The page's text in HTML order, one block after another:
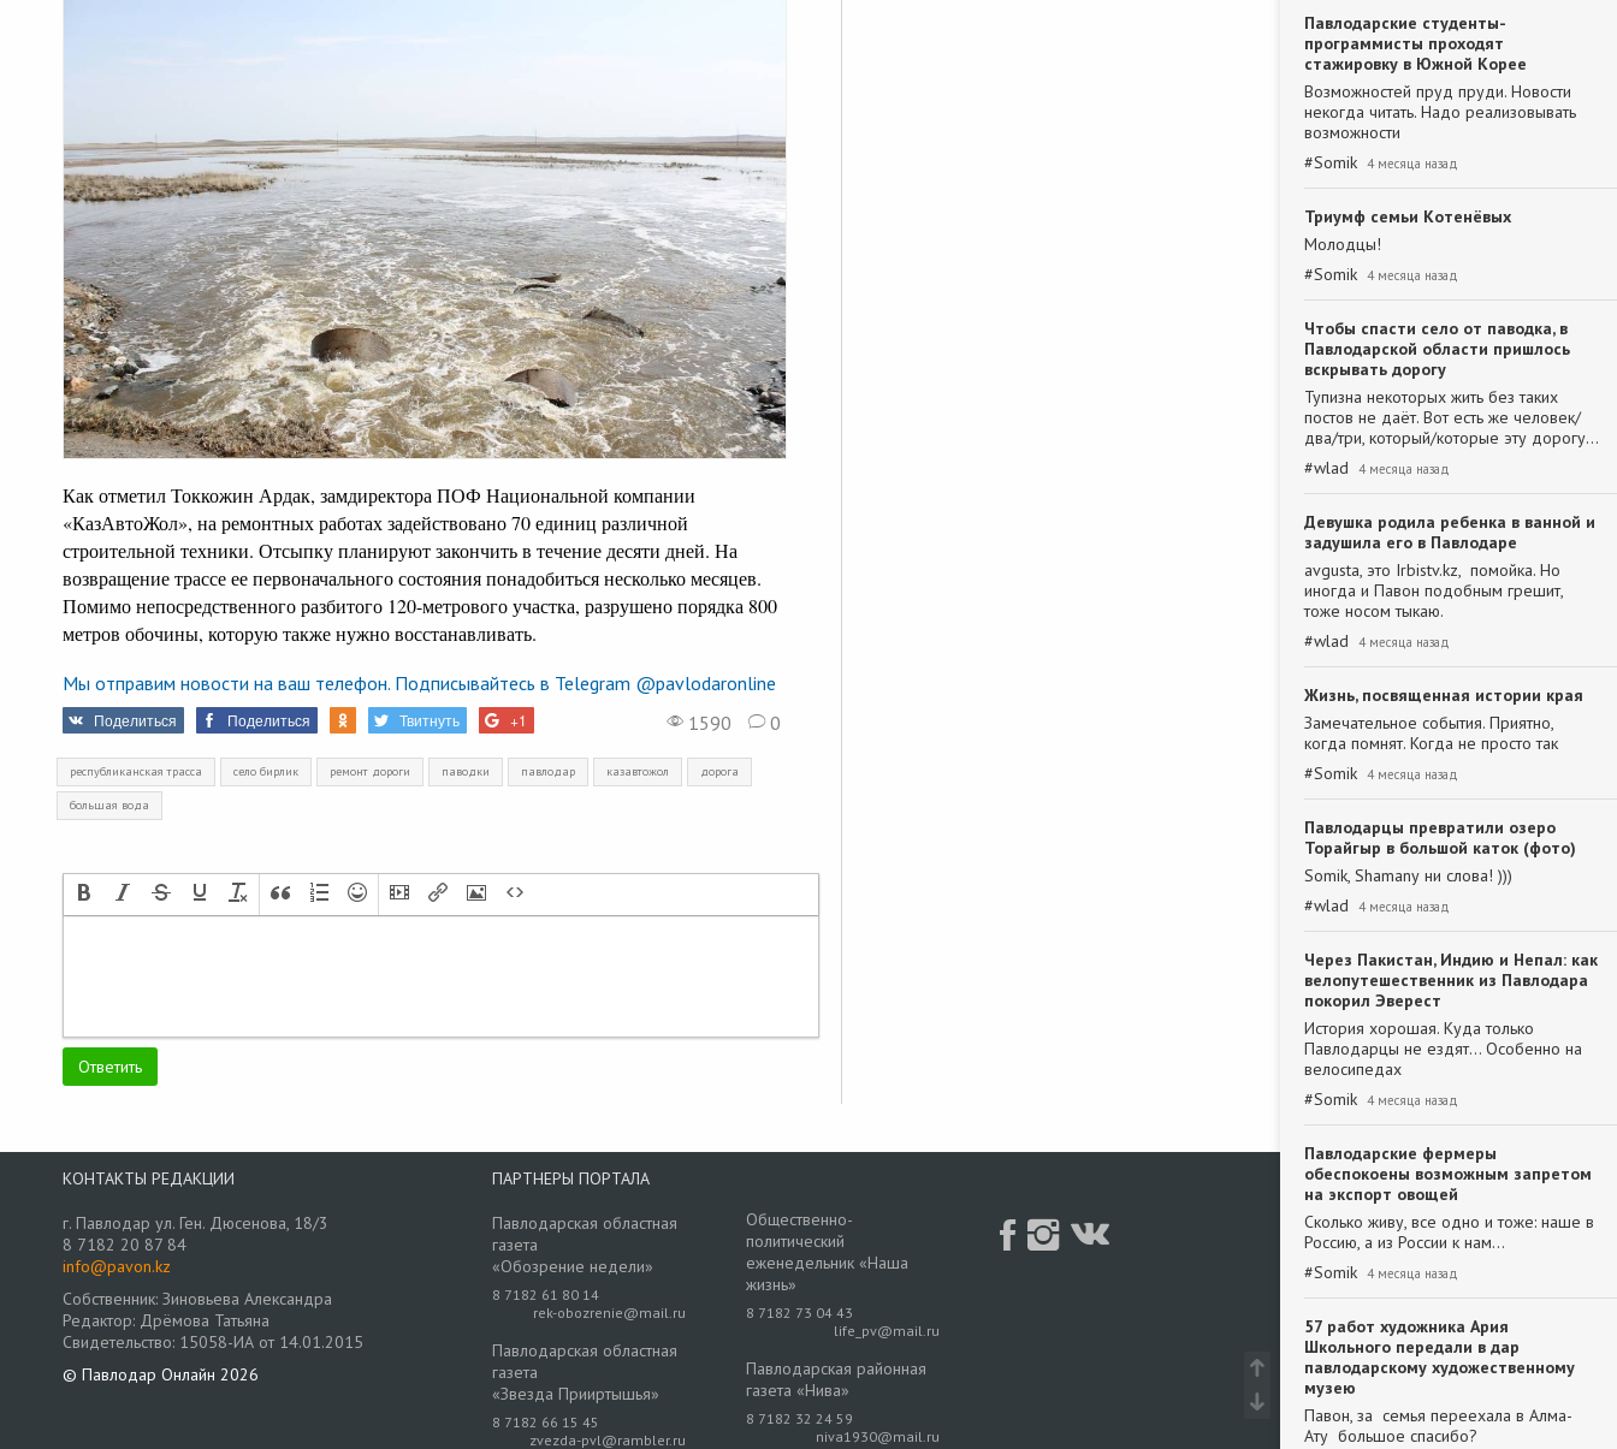
Как отметил Токкожин Ардак, замдиректора ПОФ Национальной компании
«КазАвтоЖол», на ремонтных работах задействовано 70 единиц различной
строительной техники. Отсыпку планируют закончить в течение десяти дней. На
возвращение трассе ее первоначального состояния понадобиться несколько месяцев.
Помимо непосредственного разбитого 120-метрового участка, разрушено порядка 800
метров обочины, которую также нужно восстанавливать.
Мы отправим новости на ваш телефон. Подписывайтесь в Telegram @pavlodaronline
Поделиться Поделиться Твитнуть +1 1590 0
республиканская трасса село бирлик ремонт дороги паводки павлодар казавтожол дорога
большая вода
Павлодарские студенты-
программисты проходят
стажировку в Южной Корее
Возможностей пруд пруди. Новости
некогда читать. Надо реализовывать
возможности
#Somik 4 месяца назад
Триумф семьи Котенёвых
Молодцы!
#Somik 4 месяца назад
Чтобы спасти село от паводка, в
Павлодарской области пришлось
вскрывать дорогу
Тупизна некоторых жить без таких
постов не даёт. Вот есть же человек/
два/три, который/которые эту дорогу…
#wlad 4 месяца назад
Девушка родила ребенка в ванной и
задушила его в Павлодаре
avgusta, это Irbistv.kz, помойка. Но
иногда и Павон подобным грешит,
тоже носом тыкаю.
#wlad 4 месяца назад
Жизнь, посвященная истории края
Замечательное события. Приятно,
когда помнят. Когда не просто так
#Somik 4 месяца назад
Павлодарцы превратили озеро
Торайгыр в большой каток (фото)
Somik, Shamanу ни слова! )))
#wlad 4 месяца назад
Через Пакистан, Индию и Непал: как
велопутешественник из Павлодара
покорил Эверест
История хорошая. Куда только
Павлодарцы не ездят... Особенно на
велосипедах
#Somik 4 месяца назад
Павлодарские фермеры
обеспокоены возможным запретом
на экспорт овощей
Сколько живу, все одно и тоже: наше в
Россию, а из России к нам...
#Somik 4 месяца назад
57 работ художника Ария
Школьного передали в дар
павлодарскому художественному
музею
Павон, за семья переехала в Алма-
Ату большое спасибо?
КОНТАКТЫ РЕДАКЦИИ
г. Павлодар ул. Ген. Дюсенова, 18/3
8 7182 20 87 84
info@pavon.kz
Собственник: Зиновьева Александра
Редактор: Дрёмова Татьяна
Свидетельство: 15058-ИА от 14.01.2015
© Павлодар Онлайн 2026
ПАРТНЕРЫ ПОРТАЛА
Павлодарская областная
газета
«Обозрение недели»
8 7182 61 80 14
rek-obozrenie@mail.ru
Павлодарская областная
газета
«Звезда Прииртышья»
8 7182 66 15 45
zvezda-pvl@rambler.ru
Общественно-
политический
еженедельник «Наша
жизнь»
8 7182 73 04 43
life_pv@mail.ru
Павлодарская районная
газета «Нива»
8 7182 32 24 59
niva1930@mail.ru